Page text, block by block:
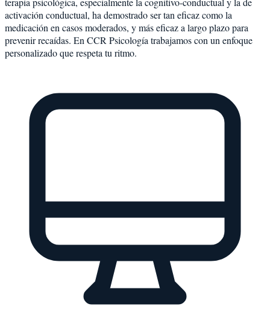
activación conductual, ha demostrado ser tan eficaz como la
medicación en casos moderados, y más eficaz a largo plazo para
prevenir recaídas. En CCR Psicología trabajamos con un enfoque
personalizado que respeta tu ritmo.